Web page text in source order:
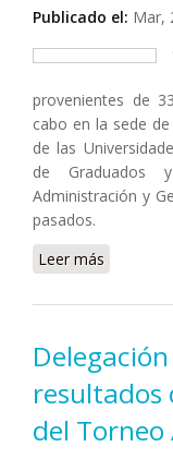
Publicado el: Mar,
provenientes de
cabo en la sede
de las
de Graduados
Administración y
pasados.
Leer más
Gestión
resultados
del Torneo